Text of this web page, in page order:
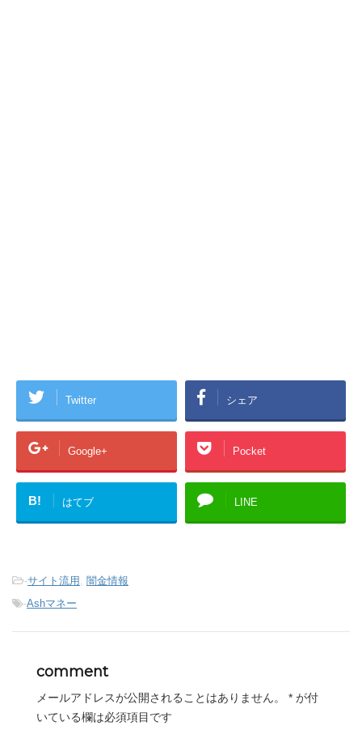
Twitter シェア
Google+ Pocket
B! はてブ LINE
-サイト流用 , 闇金情報
-Ashマネー
comment
メールアドレスが公開されることはありません。 * が付
いている欄は必須項目です